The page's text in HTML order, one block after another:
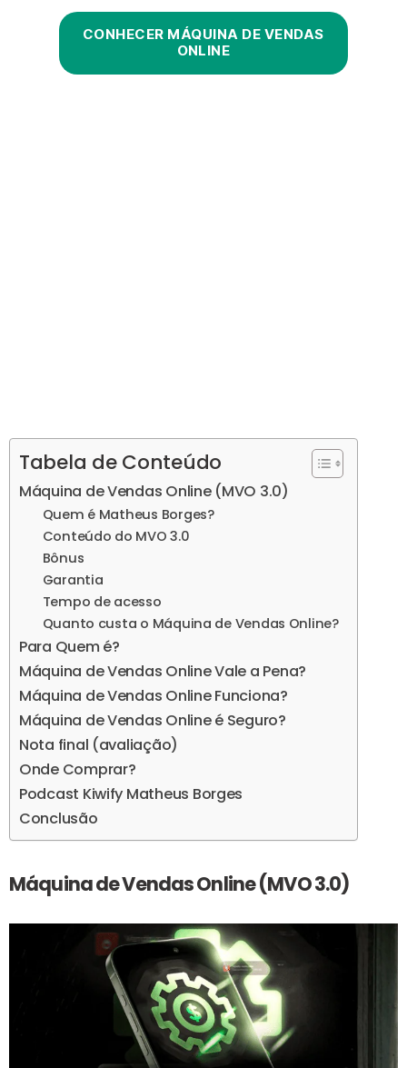
CONHECER MÁQUINA DE VENDAS
ONLINE
Tabela de Conteúdo
Máquina de Vendas Online (MVO 3.0)
Quem é Matheus Borges?
Conteúdo do MVO 3.0
Bônus
Garantia
Tempo de acesso
Quanto custa o Máquina de Vendas Online?
Para Quem é?
Máquina de Vendas Online Vale a Pena?
Máquina de Vendas Online Funciona?
Máquina de Vendas Online é Seguro?
Nota final (avaliação)
Onde Comprar?
Podcast Kiwify Matheus Borges
Conclusão
Máquina de Vendas Online (MVO 3.0)